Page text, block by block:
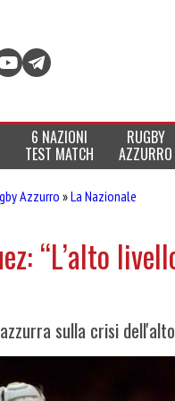
6 NAZIONI
TEST MATCH
RUGBY
AZZURRO
Azzurro»La Nazionale
“L’alto
sulla crisi